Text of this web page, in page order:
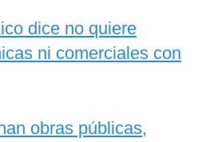
dice no quiere
ni comerciales con
obras públicas,